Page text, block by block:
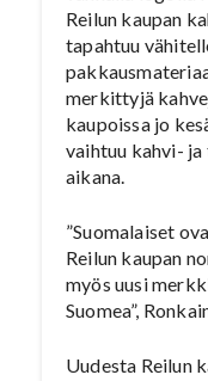
Reilun kaupan
tapahtuu
merkittyjä
kaupoissa jo
vaihtuu kahvi-
aikana.
”Suomalaiset
Reilun kaupan
myös uusi
Suomea”,
Uudesta Reilun